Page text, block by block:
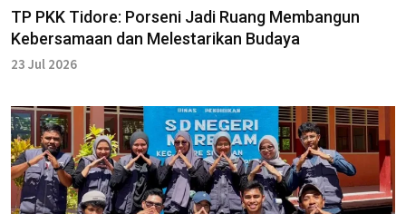
TP PKK Tidore: Porseni Jadi Ruang Membangun
Kebersamaan dan Melestarikan Budaya
23 Jul 2026